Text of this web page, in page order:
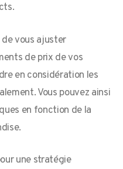
vous ajuster
de prix de vos
en considération les
Vous pouvez ainsi
en fonction de la
une stratégie